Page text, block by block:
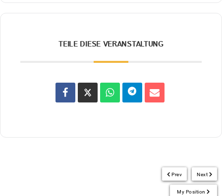
TEILE DIESE VERANSTALTUNG
Next
Prev
My Position